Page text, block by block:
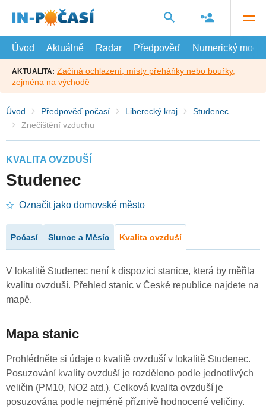
hlavní
Úvod
Aktuálně Radar Předpověď Numerický model
AKTUALITA: Začíná ochlazení, místy přeháňky nebo bouřky,
zejména na východě
Úvod Předpověď počasí Liberecký kraj
Studenec
Znečištění vzduchu
KVALITA OVZDUŠÍ
Studenec
Označit jako domovské město
Počasí Slunce a Měsíc Kvalita ovzduší
V lokalitě Studenec není k dispozici stanice, která by měřila
kvalitu ovzduší. Přehled stanic v České republice najdete na
mapě.
Mapa stanic
Prohlédněte si údaje o kvalitě ovzduší v lokalitě Studenec.
Posuzování kvality ovzduší je rozděleno podle jednotlivých
veličin (PM10, NO2 atd.). Celková kvalita ovzduší je
posuzována podle nejméně příznivě hodnocené veličiny.